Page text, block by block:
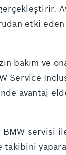
etki
bakım ve
Service
avantaj
servisi ile
takibini